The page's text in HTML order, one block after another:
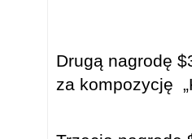
Drugą nagrodę
za kompozycję